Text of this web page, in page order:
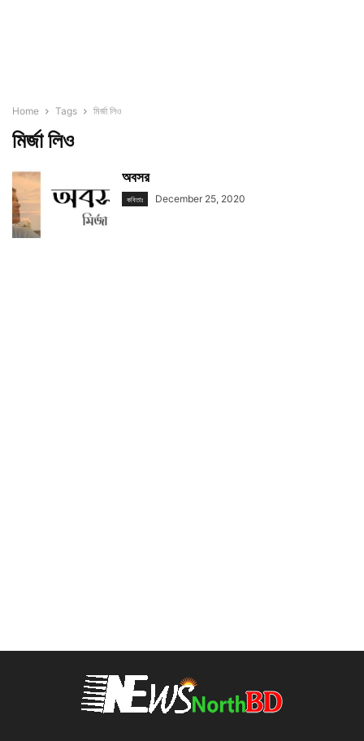
Home Tags মির্জা লিও
মির্জা লিও
অবসর
কবিতাঃ December 25, 2020